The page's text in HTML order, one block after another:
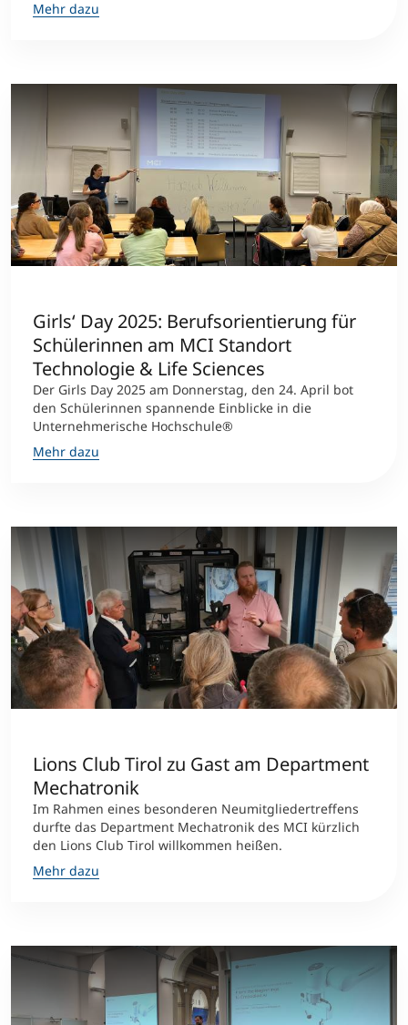
Mehr dazu
Girls‘ Day 2025: Berufsorientierung für
Schülerinnen am MCI Standort
Technologie & Life Sciences
Der Girls Day 2025 am Donnerstag, den 24. April bot
den Schülerinnen spannende Einblicke in die
Unternehmerische Hochschule®
Mehr dazu
Lions Club Tirol zu Gast am Department
Mechatronik
Im Rahmen eines besonderen Neumitgliedertreffens
durfte das Department Mechatronik des MCI kürzlich
den Lions Club Tirol willkommen heißen.
Mehr dazu